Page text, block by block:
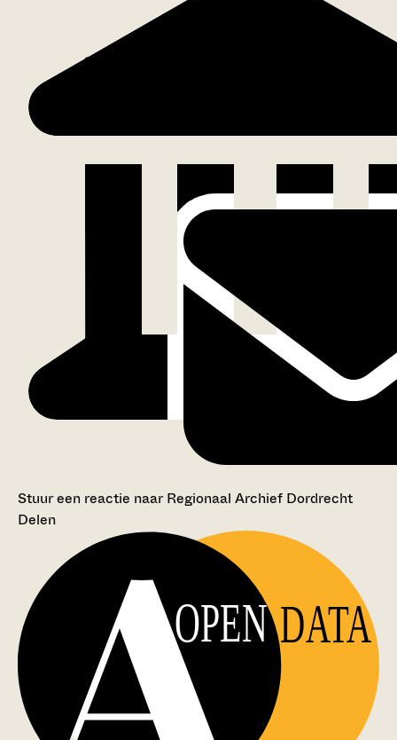
Stuur een reactie naar Regionaal Archief Dordrecht
Delen
OPEN DATA